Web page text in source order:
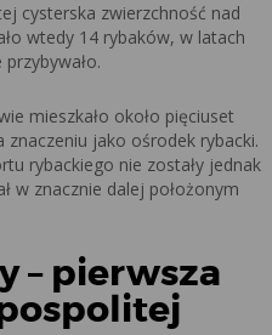
cysterska zwierzchność nad
wtedy 14 rybaków, w latach
mieszkało około pięciuset
znaczeniu jako ośrodek rybacki.
rybackiego nie zostały jednak
w znacznie dalej położonym
– pierwsza